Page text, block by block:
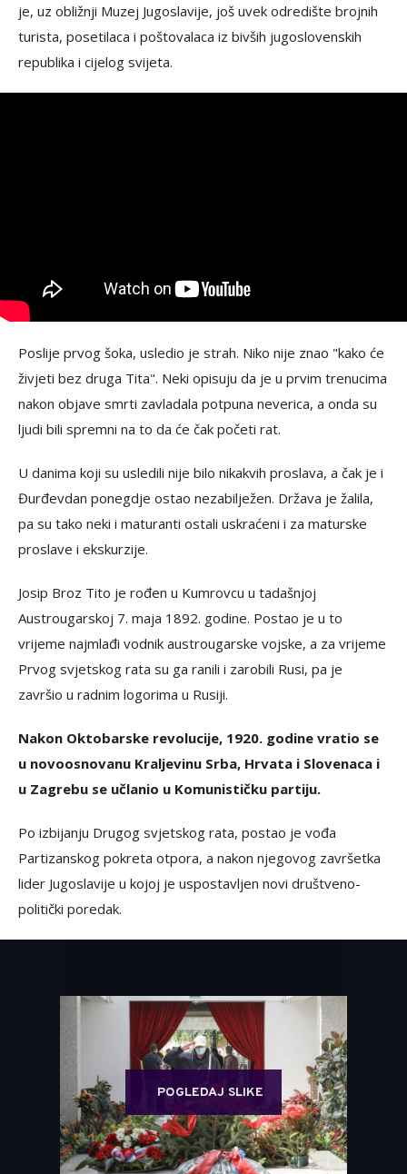
je, uz obližnji Muzej Jugoslavije, još uvek odredište brojnih
turista, posetilaca i poštovalaca iz bivših jugoslovenskih
republika i cijelog svijeta.
Poslije prvog šoka, usledio je strah. Niko nije znao "kako će
živjeti bez druga Tita". Neki opisuju da je u prvim trenucima
nakon objave smrti zavladala potpuna neverica, a onda su
ljudi bili spremni na to da će čak početi rat.
U danima koji su usledili nije bilo nikakvih proslava, a čak je i
Đurđevdan ponegdje ostao nezabilježen. Država je žalila,
pa su tako neki i maturanti ostali uskraćeni i za maturske
proslave i ekskurzije.
Josip Broz Tito je rođen u Kumrovcu u tadašnjoj
Austrougarskoj 7. maja 1892. godine. Postao je u to
vrijeme najmlađi vodnik austrougarske vojske, a za vrijeme
Prvog svjetskog rata su ga ranili i zarobili Rusi, pa je
završio u radnim logorima u Rusiji.
Nakon Oktobarske revolucije, 1920. godine vratio se
u novoosnovanu Kraljevinu Srba, Hrvata i Slovenaca i
u Zagrebu se učlanio u Komunističku partiju.
Po izbijanju Drugog svjetskog rata, postao je vođa
Partizanskog pokreta otpora, a nakon njegovog završetka
lider Jugoslavije u kojoj je uspostavljen novi društveno-
politički poredak.
POGLEDAJ SLIKE